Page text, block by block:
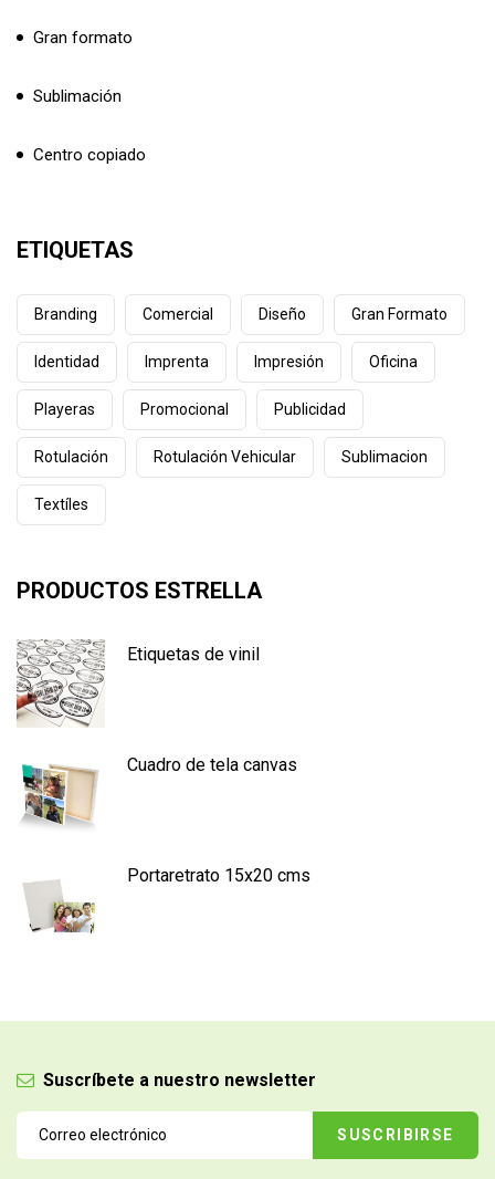
Gran formato
Sublimación
Centro copiado
ETIQUETAS
Branding Comercial Diseño Gran Formato
Identidad Imprenta Impresión Oficina
Playeras Promocional Publicidad
Rotulación Rotulación Vehicular Sublimacion
Textíles
PRODUCTOS ESTRELLA
Etiquetas de vinil
Cuadro de tela canvas
Portaretrato 15x20 cms
Suscríbete a nuestro newsletter